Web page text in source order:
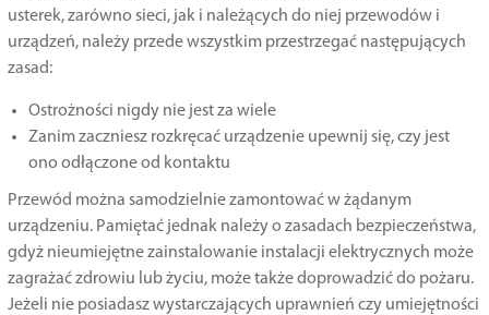
usterek, zarówno sieci, jak i należących do niej przewodów i
urządzeń, należy przede wszystkim przestrzegać następujących
zasad:
Ostrożności nigdy nie jest za wiele
Zanim zaczniesz rozkręcać urządzenie upewnij się, czy jest
ono odłączone od kontaktu
Przewód można samodzielnie zamontować w żądanym
urządzeniu. Pamiętać jednak należy o zasadach bezpieczeństwa,
gdyż nieumiejętne zainstalowanie instalacji elektrycznych może
zagrażać zdrowiu lub życiu, może także doprowadzić do pożaru.
Jeżeli nie posiadasz wystarczających uprawnień czy umiejętności